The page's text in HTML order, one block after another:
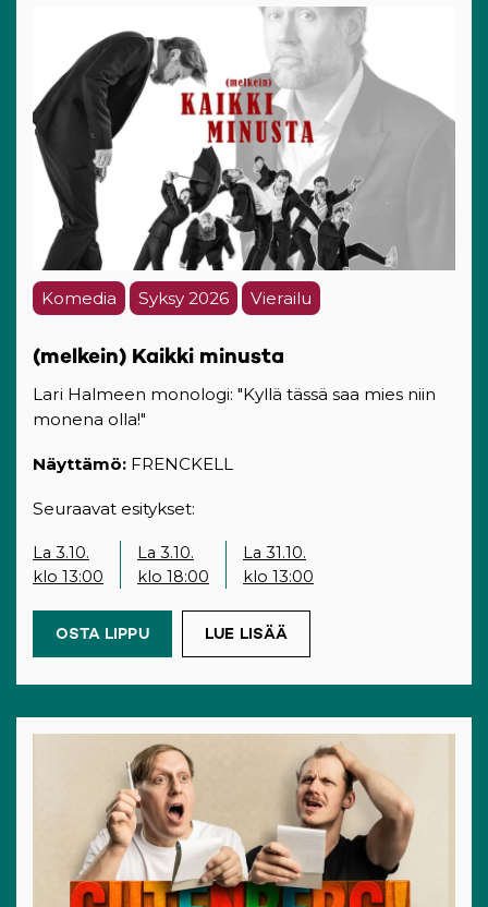
Komedia Syksy 2026 Vierailu
(melkein) Kaikki minusta
Lari Halmeen monologi: "Kyllä tässä saa mies niin
monena olla!"
Näyttämö: FRENCKELL
Seuraavat esitykset:
La 3.10.
klo 13:00
La 3.10.
klo 18:00
La 31.10.
klo 13:00
OSTA LIPPU(OPENS IN A NEW TAB)
LUE LISÄÄ